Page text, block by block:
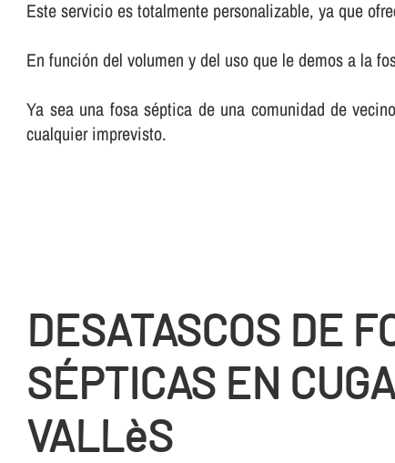
Este servicio es totalmente personalizable, ya que
En función del volumen y del uso que le demos a la
Ya sea una fosa séptica de una comunidad de
cualquier imprevisto.
DESATASCOS DE
SÉPTICAS EN
VALLèS